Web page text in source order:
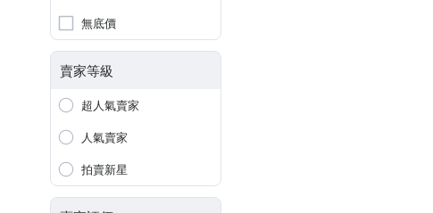
無底價
賣家等級
超人氣賣家
人氣賣家
拍賣新星